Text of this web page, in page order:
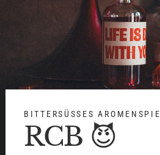
BITTERSÜSSES AROMENSPIEL
RCB 😈